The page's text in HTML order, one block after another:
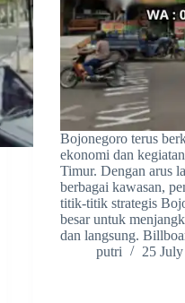
Bojonegoro terus
ekonomi dan
Timur. Dengan arus
berbagai kawasan,
titik-titik strategis
besar untuk
dan langsung.
putri
25